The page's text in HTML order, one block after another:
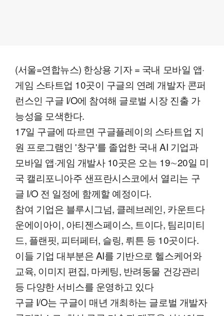
(서울=연합뉴스) 한상용 기자 = 국내 모바일 앱·
게임 스타트업 10곳이 구글의 연례 개발자 콘퍼
런스인 구글 I/O에 참여해 글로벌 시장 진출 가
능성을 모색한다.
17일 구글에 따르면 구글플레이의 스타트업 지
원 프로그램인 '창구'를 졸업한 국내 AI 기업과
모바일 앱·게임 개발사 10곳은 오는 19∼20일 미
국 캘리포니아주 샌프란시스코에서 열리는 구
글 I/O 전 일정에 함께할 예정이다.
참여 기업은 블루시그넘, 클레브레인, 카운트다
운에이아이, 아티젠스페이스, 트이다, 팀리미티
드, 플랜핏, 피터페터, 슬링, 뤼튼 등 10곳이다.
이들 기업 대부분은 AI를 기반으로 헬스케어와
교육, 이미지 편집, 마케팅, 반려동물 건강관리
등 다양한 서비스를 운영하고 있다
구글 I/O는 구글이 매년 개최하는 글로벌 개발자